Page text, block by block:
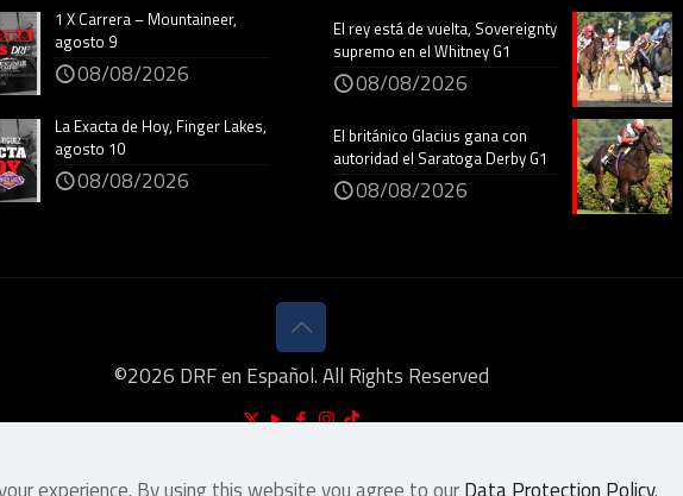
1 X Carrera – Mountaineer,
agosto 9
08/08/2026
La Exacta de Hoy, Finger Lakes,
agosto 10
08/08/2026
El rey está de vuelta, Sovereignty
supremo en el Whitney G1
08/08/2026
El británico Glacius gana con
autoridad el Saratoga Derby G1
08/08/2026
©2026 DRF en Español. All Rights Reserved
experience. By using this website you agree to ourData Protection Policy.